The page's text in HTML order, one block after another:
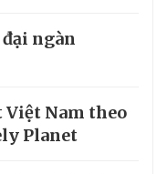
ngàn
Việt Nam theo
Planet